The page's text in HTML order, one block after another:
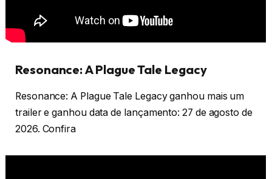
Resonance: A Plague Tale Legacy
Resonance: A Plague Tale Legacy ganhou mais um
trailer e ganhou data de lançamento: 27 de agosto de
2026. Confira